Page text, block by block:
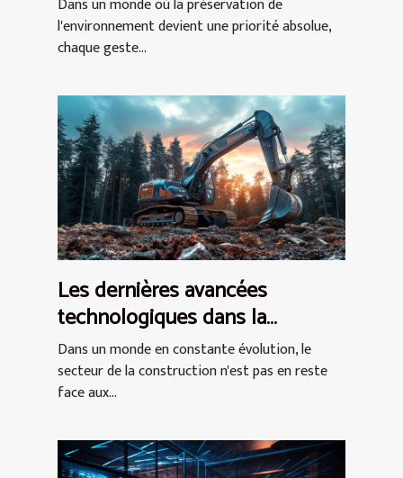
Dans un monde où la préservation de
l'environnement devient une priorité absolue,
chaque geste...
Les dernières avancées
technologiques dans la
conception des mini pelles et
leur impact sur l'efficacité des
chantiers
Dans un monde en constante évolution, le
secteur de la construction n'est pas en reste
face aux...